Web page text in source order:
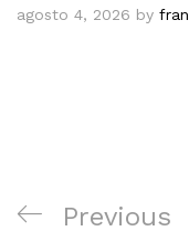
agosto 4, 2026 by fran
Navegación
Previous
Previous